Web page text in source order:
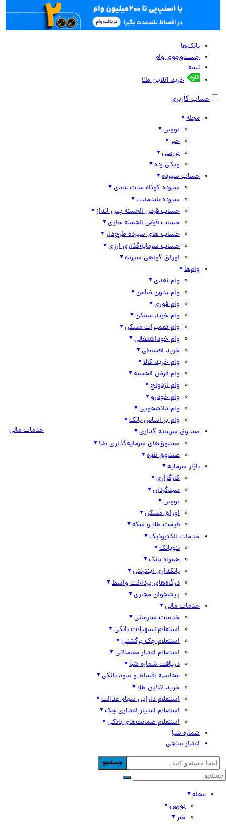
بانک‌ها
جست‌وجوی وام
تسه
خرید آنلاین طلا
حساب کاربری
مجله
بورس
خبر
بررسی
ویکی رده
حساب سپرده
سپرده کوتاه مدت عادی
سپرده بلندمدت
حساب قرض الحسنه پس انداز
حساب قرض الحسنه جاری
حساب های سپرده طرح‌دار
حساب سرمایه‌گذاری ارزی
اوراق گواهی سپرده
وام‌ها
وام نقدی
وام بدون ضامن
وام فوری
وام خرید مسکن
وام تعمیرات مسکن
وام خوداشتغالی
خرید اقساطی
وام خرید کالا
وام قرض الحسنه
وام ازدواج
وام خودرو
وام دانشجویی
وام بر اساس بانک
صندوق سرمایه گذاری
صندوق‌های سرمایه‌گذاری طلا
صندوق نقره
بازار سرمایه
کارگزاری
سبدگردان
بورس
اوراق مسکن
قیمت طلا و سکه
خدمات الکترونیک
نئوبانک
همراه بانک
بانکداری اینترنتی
درگاه‌های پرداخت واسط
پیشخوان مجازی
خدمات مالی
خدمات سازمانی
استعلام تسهیلات بانکی
استعلام چک برگشتی
استعلام اعتبار معاملاتی
دریافت شماره شبا
محاسبه اقساط و سود بانکی
خرید آنلاین طلا
استعلام دارایی سهام عدالت
استعلام امتیاز اعتباری چک
استعلام ضمانت‌های بانکی
شماره شبا
اعتبار سنجی
خدمات مالی
جستجو
مجله
بورس
خبر